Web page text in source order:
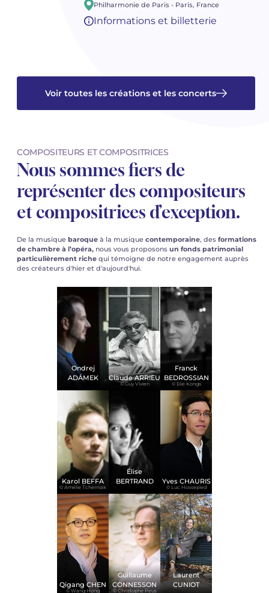
Philharmonie de Paris - Paris, France
Informations et billetterie
Voir toutes les créations et les concerts
COMPOSITEURS ET COMPOSITRICES
Nous sommes fiers de
représenter des compositeurs
et compositrices d’exception.
De la musique baroque à la musique contemporaine, des formations
de chambre à l’opéra, nous vous proposons un fonds patrimonial
particulièrement riche qui témoigne de notre engagement auprès
des créateurs d'hier et d'aujourd'hui.
Ondrej
ADÁMEK
© Guy Vivien
Claude ARRIEU
© Elie Kongs
Franck
BEDROSSIAN
© Amélie Tcherniak
Karol BEFFA
Élise
BERTRAND
© Luc Hossepied
Yves CHAURIS
© Wang Hong
Qigang CHEN
© Christophe Peus
Guillaume
CONNESSON
Laurent
CUNIOT